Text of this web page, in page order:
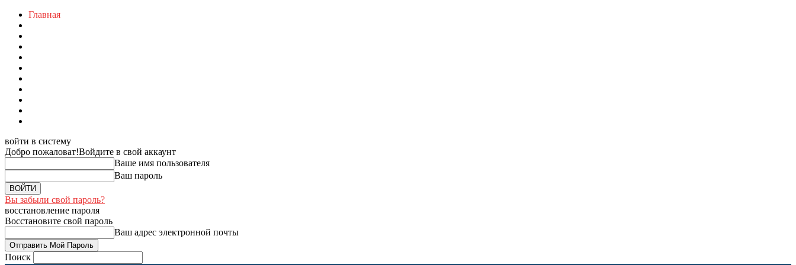
Главная
войти в систему
Добро пожаловат!Войдите в свой аккаунт
Ваше имя пользователя
Ваш пароль
Вы забыли свой пароль?
восстановление пароля
Восстановите свой пароль
Ваш адрес электронной почты
Поиск